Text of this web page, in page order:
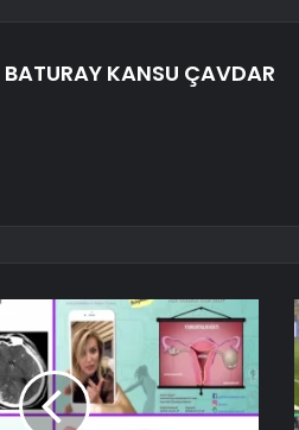
BATURAY KANSU ÇAVDAR